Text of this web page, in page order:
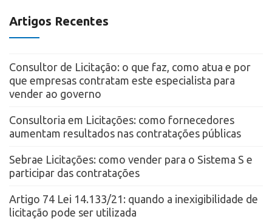
Artigos Recentes
Consultor de Licitação: o que faz, como atua e por
que empresas contratam este especialista para
vender ao governo
Consultoria em Licitações: como fornecedores
aumentam resultados nas contratações públicas
Sebrae Licitações: como vender para o Sistema S e
participar das contratações
Artigo 74 Lei 14.133/21: quando a inexigibilidade de
licitação pode ser utilizada